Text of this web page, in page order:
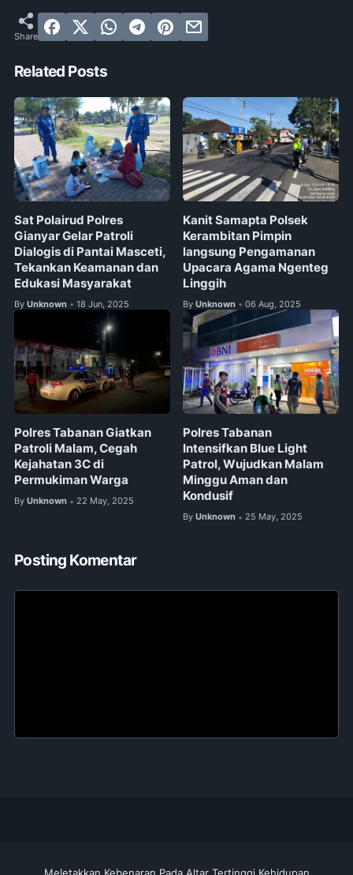
Related Posts
Sat Polairud Polres
Gianyar Gelar Patroli
Dialogis di Pantai Masceti,
Tekankan Keamanan dan
Edukasi Masyarakat
By Unknown • 18 Jun, 2025
Kanit Samapta Polsek
Kerambitan Pimpin
langsung Pengamanan
Upacara Agama Ngenteg
Linggih
By Unknown • 06 Aug, 2025
Polres Tabanan Giatkan
Patroli Malam, Cegah
Kejahatan 3C di
Permukiman Warga
By Unknown • 22 May, 2025
Polres Tabanan
Intensifkan Blue Light
Patrol, Wujudkan Malam
Minggu Aman dan
Kondusif
By Unknown • 25 May, 2025
Posting Komentar